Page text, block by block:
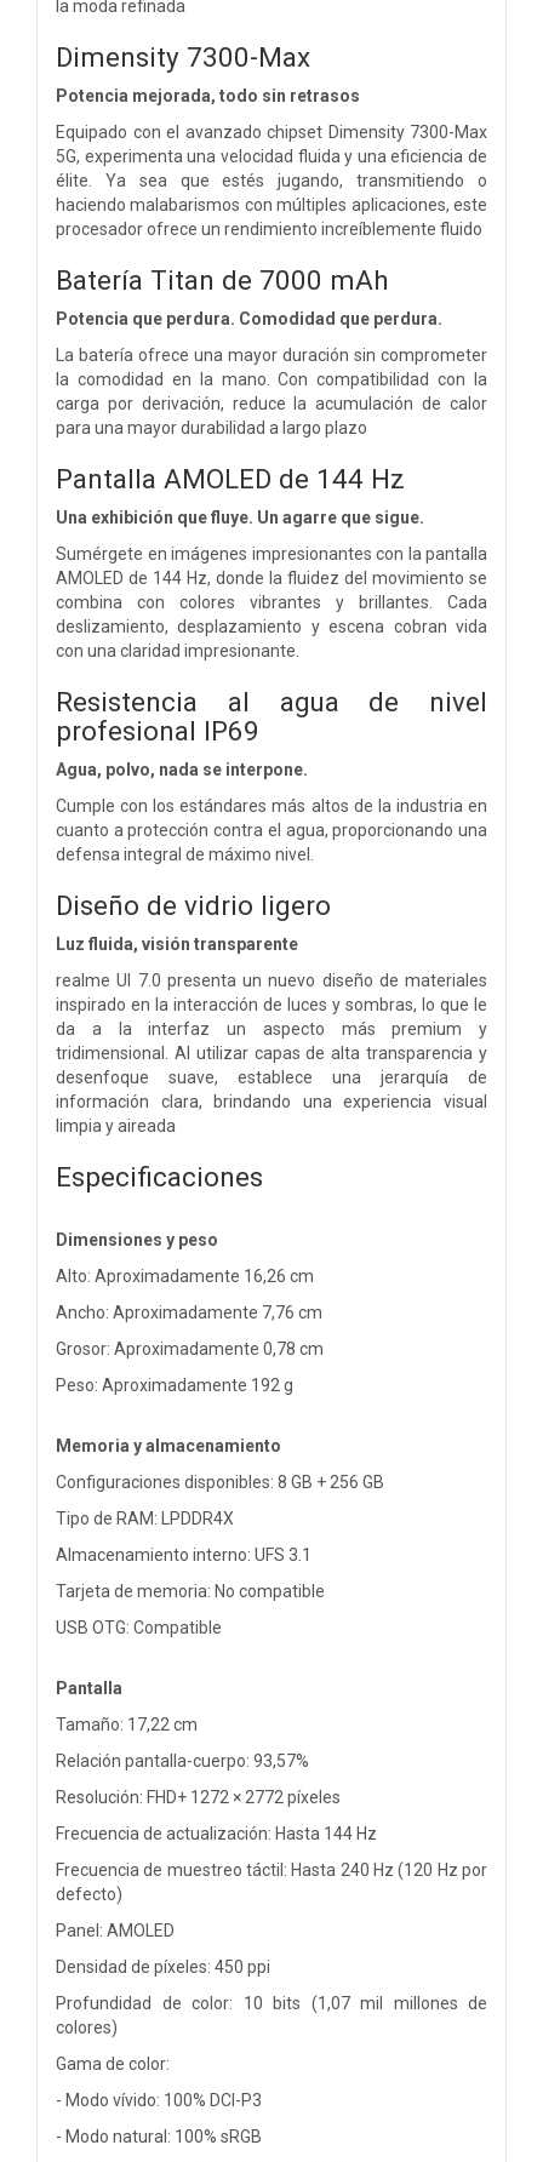
la moda refinada
Dimensity 7300-Max
Potencia mejorada, todo sin retrasos
Equipado con el avanzado chipset Dimensity 7300-Max
5G, experimenta una velocidad fluida y una eficiencia de
élite. Ya sea que estés jugando, transmitiendo o
haciendo malabarismos con múltiples aplicaciones, este
procesador ofrece un rendimiento increíblemente fluido
Batería Titan de 7000 mAh
Potencia que perdura. Comodidad que perdura.
La batería ofrece una mayor duración sin comprometer
la comodidad en la mano. Con compatibilidad con la
carga por derivación, reduce la acumulación de calor
para una mayor durabilidad a largo plazo
Pantalla AMOLED de 144 Hz
Una exhibición que fluye. Un agarre que sigue.
Sumérgete en imágenes impresionantes con la pantalla
AMOLED de 144 Hz, donde la fluidez del movimiento se
combina con colores vibrantes y brillantes. Cada
deslizamiento, desplazamiento y escena cobran vida
con una claridad impresionante.
Resistencia al agua de nivel
profesional IP69
Agua, polvo, nada se interpone.
Cumple con los estándares más altos de la industria en
cuanto a protección contra el agua, proporcionando una
defensa integral de máximo nivel.
Diseño de vidrio ligero
Luz fluida, visión transparente
realme UI 7.0 presenta un nuevo diseño de materiales
inspirado en la interacción de luces y sombras, lo que le
da a la interfaz un aspecto más premium y
tridimensional. Al utilizar capas de alta transparencia y
desenfoque suave, establece una jerarquía de
información clara, brindando una experiencia visual
limpia y aireada
Especificaciones
Dimensiones y peso
Alto: Aproximadamente 16,26 cm
Ancho: Aproximadamente 7,76 cm
Grosor: Aproximadamente 0,78 cm
Peso: Aproximadamente 192 g
Memoria y almacenamiento
Configuraciones disponibles: 8 GB + 256 GB
Tipo de RAM: LPDDR4X
Almacenamiento interno: UFS 3.1
Tarjeta de memoria: No compatible
USB OTG: Compatible
Pantalla
Tamaño: 17,22 cm
Relación pantalla-cuerpo: 93,57%
Resolución: FHD+ 1272 × 2772 píxeles
Frecuencia de actualización: Hasta 144 Hz
Frecuencia de muestreo táctil: Hasta 240 Hz (120 Hz por
defecto)
Panel: AMOLED
Densidad de píxeles: 450 ppi
Profundidad de color: 10 bits (1,07 mil millones de
colores)
Gama de color:
- Modo vívido: 100% DCI-P3
- Modo natural: 100% sRGB